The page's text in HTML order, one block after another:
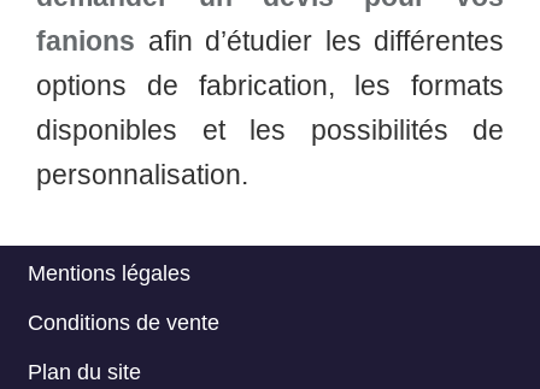
fanions afin d’étudier les différentes
options de fabrication, les formats
disponibles et les possibilités de
personnalisation.
Footer
Mentions légales
Conditions de vente
Plan du site